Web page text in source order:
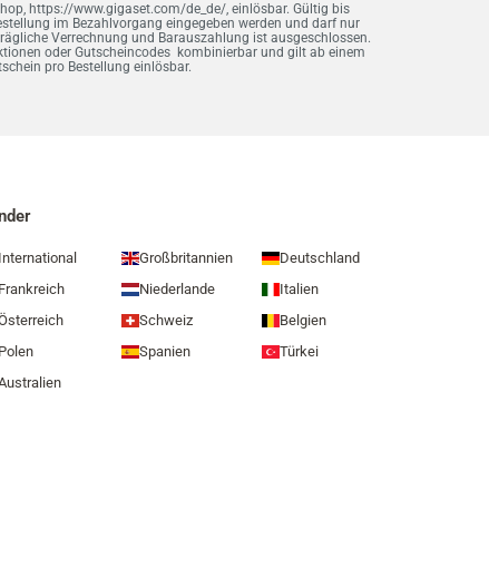
https://www.gigaset.com/de_de/, einlösbar. Gültig bis
im Bezahlvorgang eingegeben werden und darf nur
Verrechnung und Barauszahlung ist ausgeschlossen.
oder Gutscheincodes kombinierbar und gilt ab einem
pro Bestellung einlösbar.
International Großbritannien
Deutschland
Frankreich
Niederlande
Italien
Schweiz
Belgien
Polen
Spanien
Türkei